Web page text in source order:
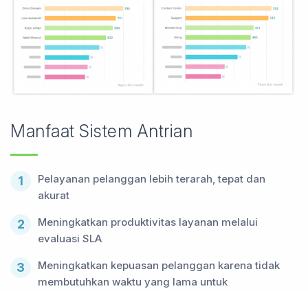
Manfaat Sistem Antrian
1
Pelayanan pelanggan lebih terarah, tepat dan
akurat
2
Meningkatkan produktivitas layanan melalui
evaluasi SLA
3
Meningkatkan kepuasan pelanggan karena tidak
membutuhkan waktu yang lama untuk